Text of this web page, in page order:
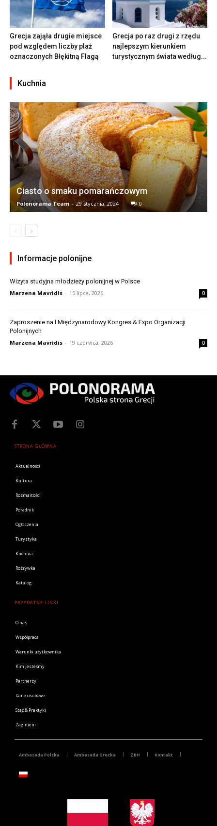
Grecja zająła drugie miejsce
pod względem liczby plaż
oznaczonych Błękitną Flagą
Grecja po raz drugi z rzędu
najlepszym kierunkiem
turystycznym świata według...
Kuchnia
Ciasto o smaku pomarańczowym
Polonorama Team - 29 stycznia, 2024 0
Informacje polonijne
Wizyta studyjna młodzieży polonijnej w Polsce
Marzena Mavridis - 15 lipca, 2026 0
Zaproszenie na I Międzynarodowy Kongres & Expo Organizacji
Polonijnych
Marzena Mavridis - 19 czerwca, 2026 0
STRONA GŁÓWNA
Aktualności
Kultura
Rozmaitości
Poradnik
Ogłoszenia
Turystyka
Kuchnia
Rozrywka
Katalog
PRZYDATNE LINKI
O nas
Współpraca
Warunki użytkownika
Kim jesteśmy
Partnerzy
Dane osobowe
Staż & Praktyki
Zaginieni
Ambasada Polska Ambasada Grecka ZBH Kontakt